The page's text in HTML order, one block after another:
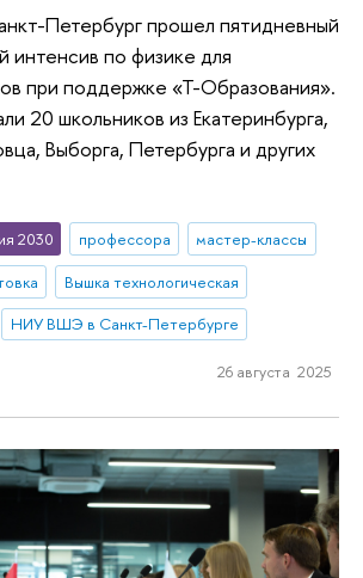
Петербург прошел пятидневный
интенсив по физике для
при поддержке «Т-Образования».
20 школьников из Екатеринбурга,
Выборга, Петербурга и других
2030 профессора
мастер-классы
Вышка технологическая
НИУ ВШЭ в Санкт-Петербурге
26 августа 2025